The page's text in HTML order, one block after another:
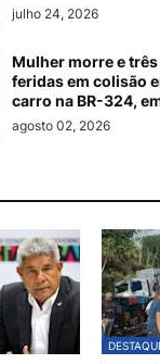
julho 24, 2026
Mulher morre e
feridas em colisão
carro na BR-324,
agosto 02, 2026